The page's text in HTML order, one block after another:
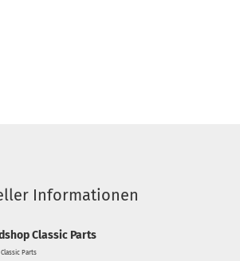
Informationen
Classic Parts
Parts